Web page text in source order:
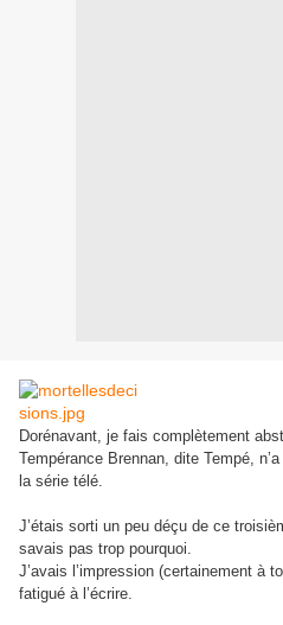
Dorénavant, je fais complètement
Tempérance Brennan, dite Tempé,
la série télé.
J’étais sorti un peu déçu de ce
savais pas trop pourquoi.
J’avais l’impression (certainement à
fatigué à l’écrire.